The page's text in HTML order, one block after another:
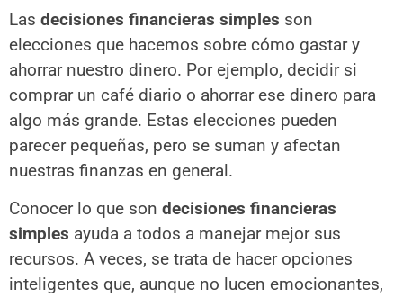
Las decisiones financieras simples son
elecciones que hacemos sobre cómo gastar y
ahorrar nuestro dinero. Por ejemplo, decidir si
comprar un café diario o ahorrar ese dinero para
algo más grande. Estas elecciones pueden
parecer pequeñas, pero se suman y afectan
nuestras finanzas en general.
Conocer lo que son decisiones financieras
simples ayuda a todos a manejar mejor sus
recursos. A veces, se trata de hacer opciones
inteligentes que, aunque no lucen emocionantes,